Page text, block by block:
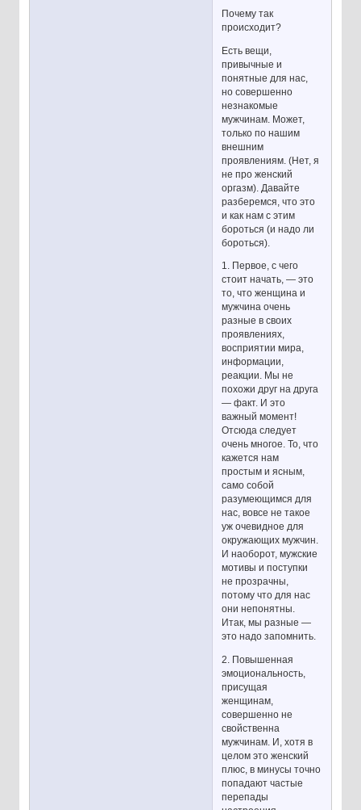
Почему так
происходит?
Есть вещи,
привычные и
понятные для нас,
но совершенно
незнакомые
мужчинам. Может,
только по нашим
внешним
проявлениям. (Нет, я
не про женский
оргазм). Давайте
разберемся, что это
и как нам с этим
бороться (и надо ли
бороться).
1. Первое, с чего
стоит начать, — это
то, что женщина и
мужчина очень
разные в своих
проявлениях,
восприятии мира,
информации,
реакции. Мы не
похожи друг на друга
— факт. И это
важный момент!
Отсюда следует
очень многое. То, что
кажется нам
простым и ясным,
само собой
разумеющимся для
нас, вовсе не такое
уж очевидное для
окружающих мужчин.
И наоборот, мужские
мотивы и поступки
не прозрачны,
потому что для нас
они непонятны.
Итак, мы разные —
это надо запомнить.
2. Повышенная
эмоциональность,
присущая
женщинам,
совершенно не
свойственна
мужчинам. И, хотя в
целом это женский
плюс, в минусы точно
попадают частые
перепады